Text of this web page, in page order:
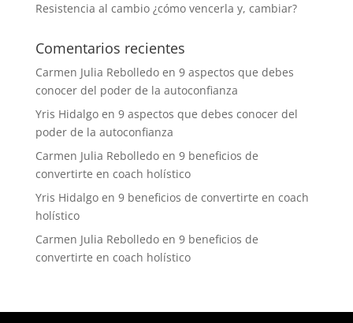
Resistencia al cambio ¿cómo vencerla y, cambiar?
Comentarios recientes
Carmen Julia Rebolledoen 9 aspectos que debes
conocer del poder de la autoconfianza
Yris Hidalgoen 9 aspectos que debes conocer del
poder de la autoconfianza
Carmen Julia Rebolledoen 9 beneficios de
convertirte en coach holístico
Yris Hidalgoen 9 beneficios de convertirte en coach
holístico
Carmen Julia Rebolledoen 9 beneficios de
convertirte en coach holístico